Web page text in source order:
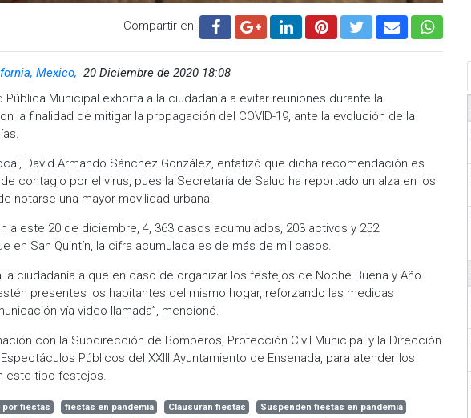
Compartir en:
Mexico, 20 Diciembre de 2020 18:08
Municipal exhorta a la ciudadanía a evitar reuniones durante la
la finalidad de mitigar la propagación del COVID-19, ante la evolución de la
David Armando Sánchez González, enfatizó que dicha recomendación es
contagio por el virus, pues la Secretaría de Salud ha reportado un alza en los
notarse una mayor movilidad urbana.
a este 20 de diciembre, 4, 363 casos acumulados, 203 activos y 252
en San Quintín, la cifra acumulada es de más de mil casos.
la ciudadanía a que en caso de organizar los festejos de Noche Buena y Año
presentes los habitantes del mismo hogar, reforzando las medidas
vía video llamada”, mencionó.
con la Subdirección de Bomberos, Protección Civil Municipal y la Dirección
Públicos del XXIII Ayuntamiento de Ensenada, para atender los
este tipo festejos.
por fiestas fiestas en pandemia Clausuran fiestas
Suspenden fiestas en pandemia